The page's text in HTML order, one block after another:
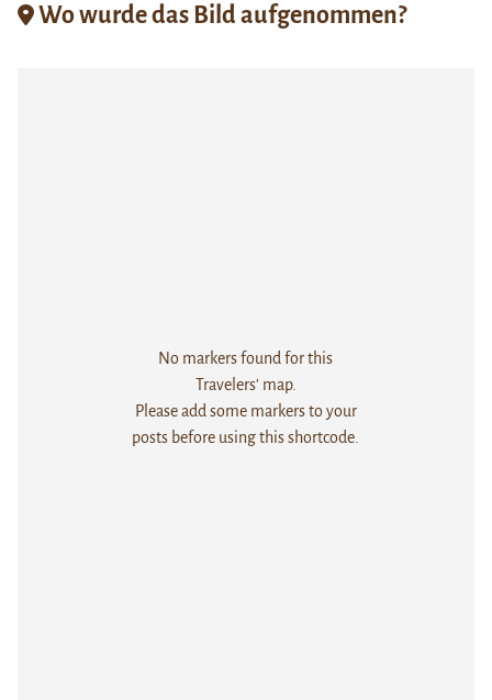
Wo wurde das Bild aufgenommen?
No markers found for this
Travelers' map.
Please add some markers to your
posts before using this shortcode.